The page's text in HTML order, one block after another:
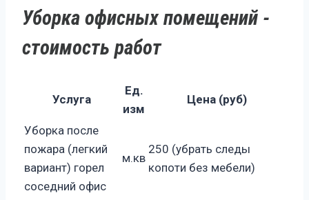
Уборка офисных помещений -
стоимость работ
Услуга
Ед.
изм
Цена (руб)
Уборка после
пожара (легкий
вариант) горел
соседний офис
м.кв
250 (убрать следы
копоти без мебели)